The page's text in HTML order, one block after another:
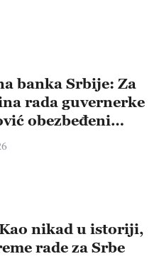
banka Srbije: Za
rada guvernerke
obezbeđeni
u korist građana i
nikad u istoriji,
rade za Srbe